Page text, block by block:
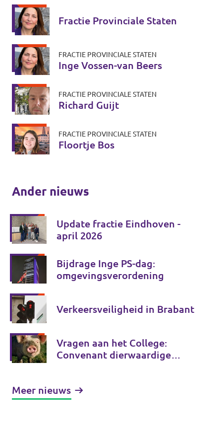
Fractie Provinciale Staten
FRACTIE PROVINCIALE STATEN
Inge Vossen-van Beers
FRACTIE PROVINCIALE STATEN
Richard Guijt
FRACTIE PROVINCIALE STATEN
Floortje Bos
Ander nieuws
Update fractie Eindhoven -
april 2026
Bijdrage Inge PS-dag:
omgevingsverordening
Verkeersveiligheid in Brabant
Vragen aan het College:
Convenant dierwaardige
Meer nieuws